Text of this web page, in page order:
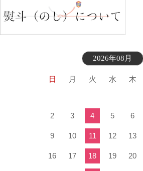
2026年08月
日 月 火 水 木
2 3 4 5 6
9 10 11 12 13
16 17 18 19 20